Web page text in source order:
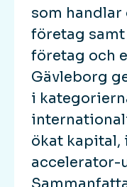
som
företag
företag och
Gävleborg
i
ökat kapital,
accelerator-